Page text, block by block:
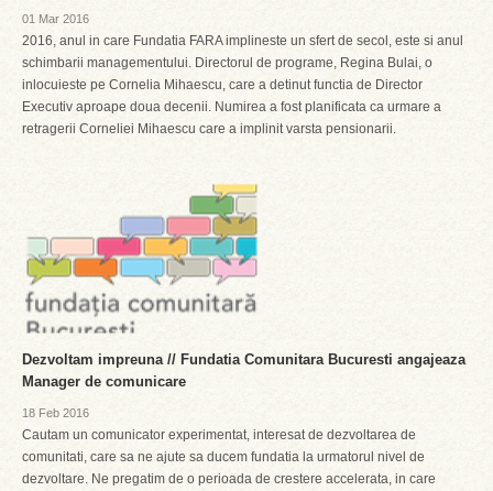
01 Mar 2016
2016, anul in care Fundatia FARA implineste un sfert de secol, este si anul
schimbarii managementului. Directorul de programe, Regina Bulai, o
inlocuieste pe Cornelia Mihaescu, care a detinut functia de Director
Executiv aproape doua decenii. Numirea a fost planificata ca urmare a
retragerii Corneliei Mihaescu care a implinit varsta pensionarii.
Dezvoltam impreuna // Fundatia Comunitara Bucuresti angajeaza
Manager de comunicare
18 Feb 2016
Cautam un comunicator experimentat, interesat de dezvoltarea de
comunitati, care sa ne ajute sa ducem fundatia la urmatorul nivel de
dezvoltare. Ne pregatim de o perioada de crestere accelerata, in care